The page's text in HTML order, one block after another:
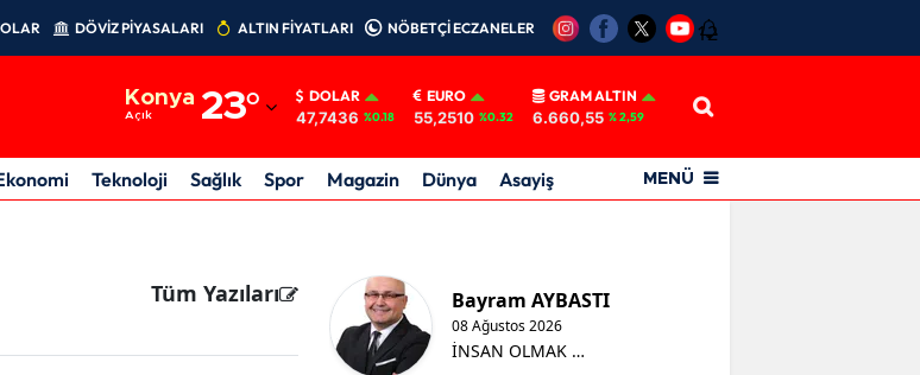
DÖVİZ PİYASALARI ALTIN FİYATLARI NÖBETÇİ ECZANELER 12
Konya
Açık 23°
Adıyaman
Afyonkarahisar
Antalya
DOLAR
47,7436 %0.18
EURO
55,2510 %0.32
GRAM ALTIN
6.660,55 % 2,59
Teknoloji Sağlık Spor Magazin Dünya Asayiş MENÜ
Tüm Yazıları Bayram AYBASTI
08 Ağustos 2026
İNSAN OLMAK …